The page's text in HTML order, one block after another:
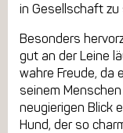
in Gesellschaft zu
Besonders
gut an der Leine
wahre Freude, da
seinem
neugierigen Blick
Hund, der so